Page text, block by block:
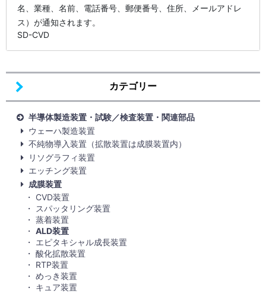
カテゴリー
半導体製造装置・試験／検査装置・関連部品
ウェーハ製造装置
不純物導入装置（拡散装置は成膜装置内）
リソグラフィ装置
エッチング装置
成膜装置
CVD装置
スパッタリング装置
蒸着装置
ALD装置
エピタキシャル成長装置
酸化拡散装置
RTP装置
めっき装置
キュア装置
名、業種、名前、電話番号、郵便番号、住所、メールアドレ
ス）が通知されます。
SD-CVD